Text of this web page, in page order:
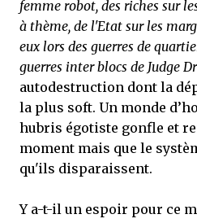
femme robot, des riches sur
à thème, de l'Etat sur les
eux lors des guerres de
guerres inter blocs de Judge
autodestruction dont la
la plus soft. Un monde
hubris égotiste gonfle et
moment mais que le
qu'ils disparaissent.
Y a-t-il un espoir pour ce